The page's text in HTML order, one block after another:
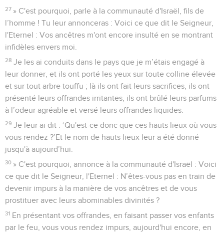
27 » C'est pourquoi, parle à la communauté d'Israël, fils de
l’homme ! Tu leur annonceras : Voici ce que dit le Seigneur,
l'Eternel : Vos ancêtres m'ont encore insulté en se montrant
infidèles envers moi.
28 Je les ai conduits dans le pays que je m’étais engagé à
leur donner, et ils ont porté les yeux sur toute colline élevée
et sur tout arbre touffu ; là ils ont fait leurs sacrifices, ils ont
présenté leurs offrandes irritantes, ils ont brûlé leurs parfums
à l’odeur agréable et versé leurs offrandes liquides.
29 Je leur ai dit : ‘Qu'est-ce donc que ces hauts lieux où vous
vous rendez ?’Et le nom de hauts lieux leur a été donné
jusqu'à aujourd’hui.
30 » C'est pourquoi, annonce à la communauté d'Israël : Voici
ce que dit le Seigneur, l'Eternel : N’êtes-vous pas en train de
devenir impurs à la manière de vos ancêtres et de vous
prostituer avec leurs abominables divinités ?
31 En présentant vos offrandes, en faisant passer vos enfants
par le feu, vous vous rendez impurs, aujourd'hui encore, en